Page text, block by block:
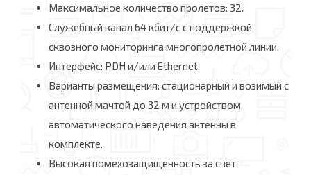
Максимальное количество пролетов: 32.
Служебный канал 64 кбит/с с поддержкой
сквозного мониторинга многопролетной линии.
Интерфейс: PDH и/или Ethernet.
Варианты размещения: стационарный и возимый с
антенной мачтой до 32 м и устройством
автоматического наведения антенны в
комплекте.
Высокая помехозащищенность за счет